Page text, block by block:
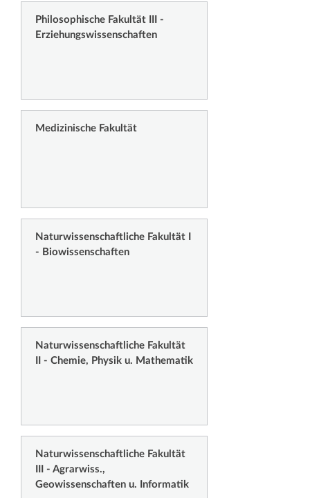
Philosophische Fakultät III -
Erziehungswissenschaften
Medizinische Fakultät
Naturwissenschaftliche Fakultät I
- Biowissenschaften
Naturwissenschaftliche Fakultät
II - Chemie, Physik u. Mathematik
Naturwissenschaftliche Fakultät
III - Agrarwiss.,
Geowissenschaften u. Informatik